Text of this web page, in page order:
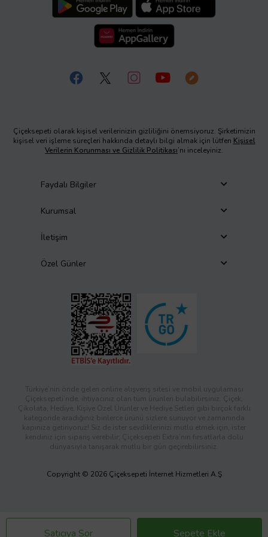
Satıcıya Sor Sepete Ekle
Çiçeksepeti olarak kişisel verilerinizin gizliliğini önemsiyoruz. Şirketimizin
kişisel veri işleme süreçleri hakkında detaylı bilgi almak için lütfen Kişisel
Verilerin Korunması ve Gizlilik Politikası’nı inceleyiniz.
Faydalı Bilgiler
Kurumsal
İletişim
Özel Günler
Türkiye’nin önde gelen online alışveriş sitesi ve mobil uygulaması
Çiçeksepeti’nde, ihtiyacınız olan tüm ürünleri bulabilirsiniz. Çiçek,
Çikolata, Hediye, Kişiye Özel Ürünler ve Hediye Setleri gibi birçok farklı
kategoride aradığınız binlerce ürünü sizlere sunuyor ve zamanında
kapınıza getiriyoruz! Siz de ister sevdiklerinizi mutlu etmek için, ister
kendiniz için sipariş verebilir; Çiçeksepeti Extra’nın fırsatlarla dolu
dünyasıyla tanışarak mutlu bir gün geçirebilirsiniz.
Copyright © 2026 Çiçeksepeti İnternet Hizmetleri A.Ş